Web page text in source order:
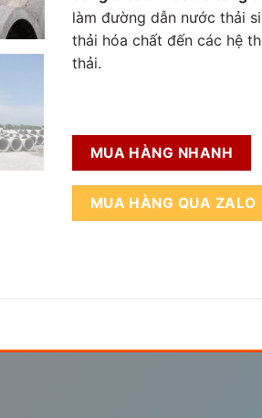
làm đường dẫn nước thải
thải hóa chất đến các hệ
thải.
MUA HÀNG NHANH
MUA HÀNG QUA ZALO